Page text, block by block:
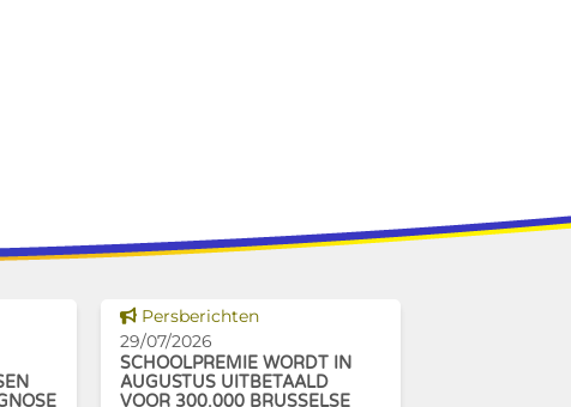
Dit nieuws tonen
Persberichten
29/07/2026
SCHOOLPREMIE WORDT IN
AUGUSTUS UITBETAALD
VOOR 300.000 BRUSSELSE